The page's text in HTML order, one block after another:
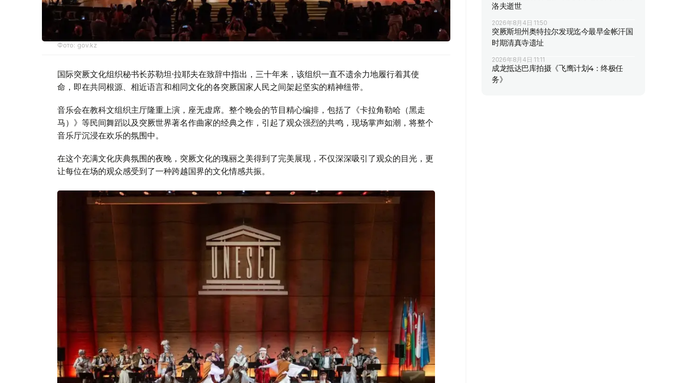
Фото: gov.kz
国际突厥文化组织秘书长苏勒坦·拉耶夫在致辞中指出，三十年来，该组织一直不遗余力地履行着其使
命，即在共同根源、相近语言和相同文化的各突厥国家人民之间架起坚实的精神纽带。
音乐会在教科文组织主厅隆重上演，座无虚席。整个晚会的节目精心编排，包括了《卡拉角勒哈（黑走
马）》等民间舞蹈以及突厥世界著名作曲家的经典之作，引起了观众强烈的共鸣，现场掌声如潮，将整个
音乐厅沉浸在欢乐的氛围中。
在这个充满文化庆典氛围的夜晚，突厥文化的瑰丽之美得到了完美展现，不仅深深吸引了观众的目光，更
让每位在场的观众感受到了一种跨越国界的文化情感共振。
洛夫逝世
2026年8月4日 11:50
突厥斯坦州奥特拉尔发现迄今最早金帐汗国
时期清真寺遗址
2026年8月4日 11:11
成龙抵达巴库拍摄《飞鹰计划4：终极任
务》